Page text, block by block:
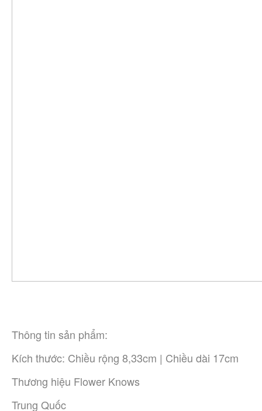
Thông tin sản phẩm:
Kích thước: Chiều rộng 8,33cm | Chiều dài 17cm
Thương hiệu Flower Knows
Trung Quốc